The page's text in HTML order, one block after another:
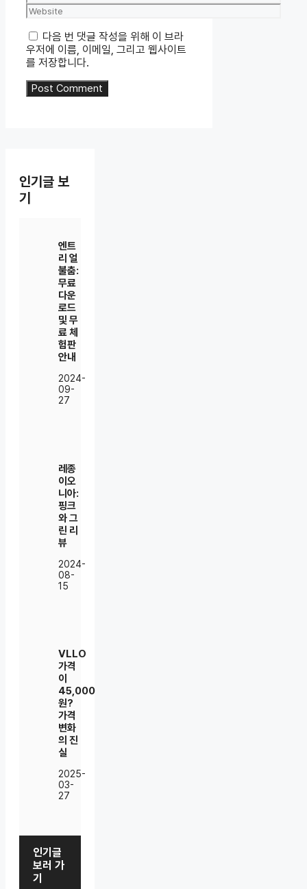
Website
다음 번 댓글 작성을 위해 이 브라
우저에 이름, 이메일, 그리고 웹사이트
를 저장합니다.
인기글 보
기
엔트
리 얼
불춤:
무료
다운
로드
및 무
료 체
험판
안내
2024-
09-
27
레종
이오
니아:
핑크
와 그
린 리
뷰
2024-
08-
15
VLLO
가격
이
45,000
원?
가격
변화
의 진
실
2025-
03-
27
인기글
보러 가
기